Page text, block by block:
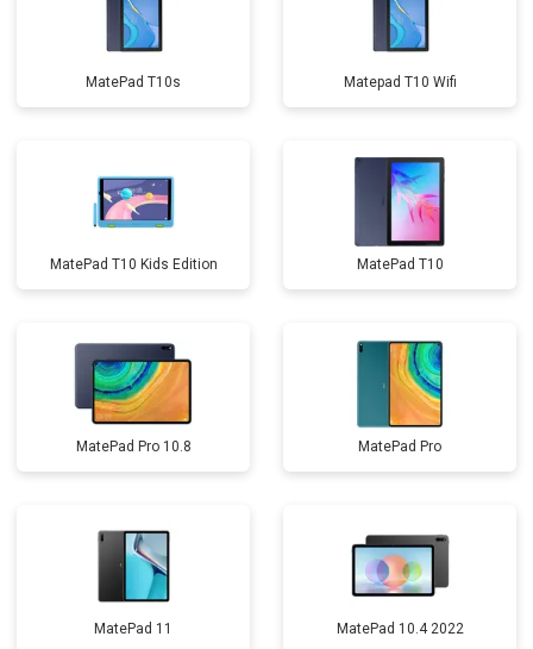
MatePad T10s Matepad T10 Wifi
MatePad T10 Kids Edition MatePad T10
MatePad Pro 10.8 MatePad Pro
MatePad 11 MatePad 10.4 2022